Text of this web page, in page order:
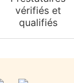
vérifiés et
qualifiés